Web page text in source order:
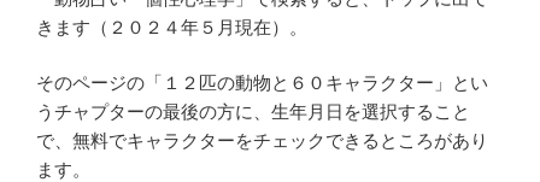
きます（２０２４年５月現在）。
そのページの「１２匹の動物と６０キャラクター」とい
うチャプターの最後の方に、生年月日を選択すること
で、無料でキャラクターをチェックできるところがあり
ます。